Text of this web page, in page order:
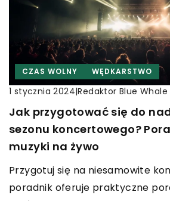
CZAS WOLNY WĘDKARSTWO
1 stycznia 2024|Redaktor Blue Whale
Jak przygotować się do
sezonu koncertowego?
muzyki na żywo
Przygotuj się na niesamowite
poradnik oferuje praktyczne